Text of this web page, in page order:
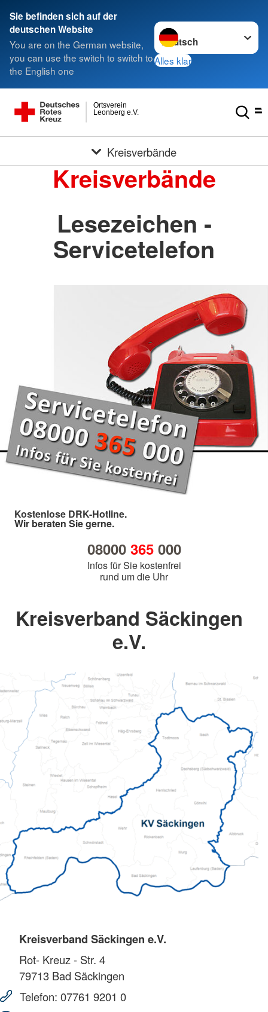
Sie befinden sich auf der
deutschen Website
You are on the German website,
you can use the switch to switch to
the English one
Sprache wechseln zu
Alles klar
Leonberg e.V.
Ortsverein
Kreisverbände
Kreisverbände
Lesezeichen -
Servicetelefon
Kostenlose DRK-Hotline.
Wir beraten Sie gerne.
08000 365000
Infos für Sie kostenfrei
rund um die Uhr
Kreisverband Säckingen
e.V.
Kreisverband Säckingen e.V.
Rot- Kreuz - Str. 4
79713 Bad Säckingen
Telefon: 07761 9201 0